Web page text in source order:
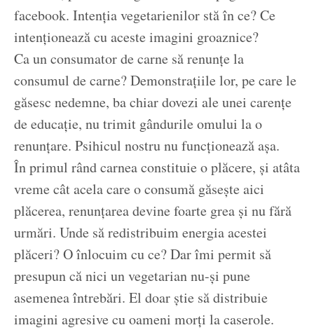
facebook. Intenția vegetarienilor stă în ce? Ce
intenționează cu aceste imagini groaznice?
Ca un consumator de carne să renunțe la
consumul de carne? Demonstrațiile lor, pe care le
găsesc nedemne, ba chiar dovezi ale unei carențe
de educație, nu trimit gândurile omului la o
renunțare. Psihicul nostru nu funcționează așa.
În primul rând carnea constituie o plăcere, și atâta
vreme cât acela care o consumă găsește aici
plăcerea, renunțarea devine foarte grea și nu fără
urmări. Unde să redistribuim energia acestei
plăceri? O înlocuim cu ce? Dar îmi permit să
presupun că nici un vegetarian nu-și pune
asemenea întrebări. El doar știe să distribuie
imagini agresive cu oameni morți la caserole.